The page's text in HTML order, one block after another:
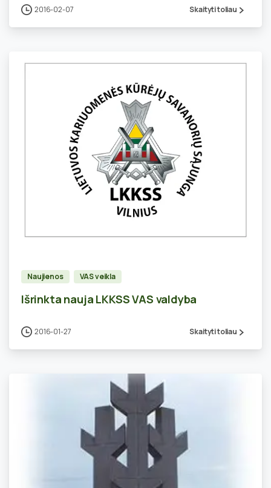
2016-02-07 Skaityti toliau
Naujienos VAS veikla
Išrinkta nauja LKKSS VAS valdyba
2016-01-27 Skaityti toliau